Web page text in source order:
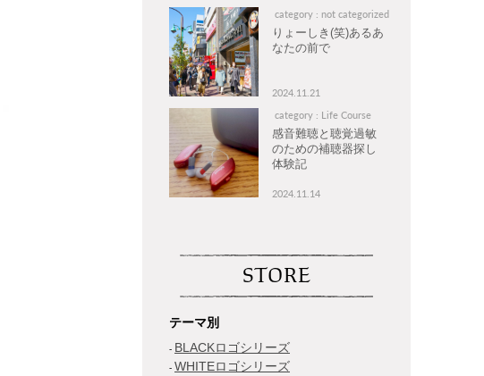
category : not categorized
りょーしき(笑)あるあ
なたの前で
2024.11.21
category : Life Course
感音難聴と聴覚過敏
のための補聴器探し
体験記
2024.11.14
STORE
テーマ別
BLACKロゴシリーズ
WHITEロゴシリーズ